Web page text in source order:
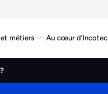
métiers Au cœur d’Incotec